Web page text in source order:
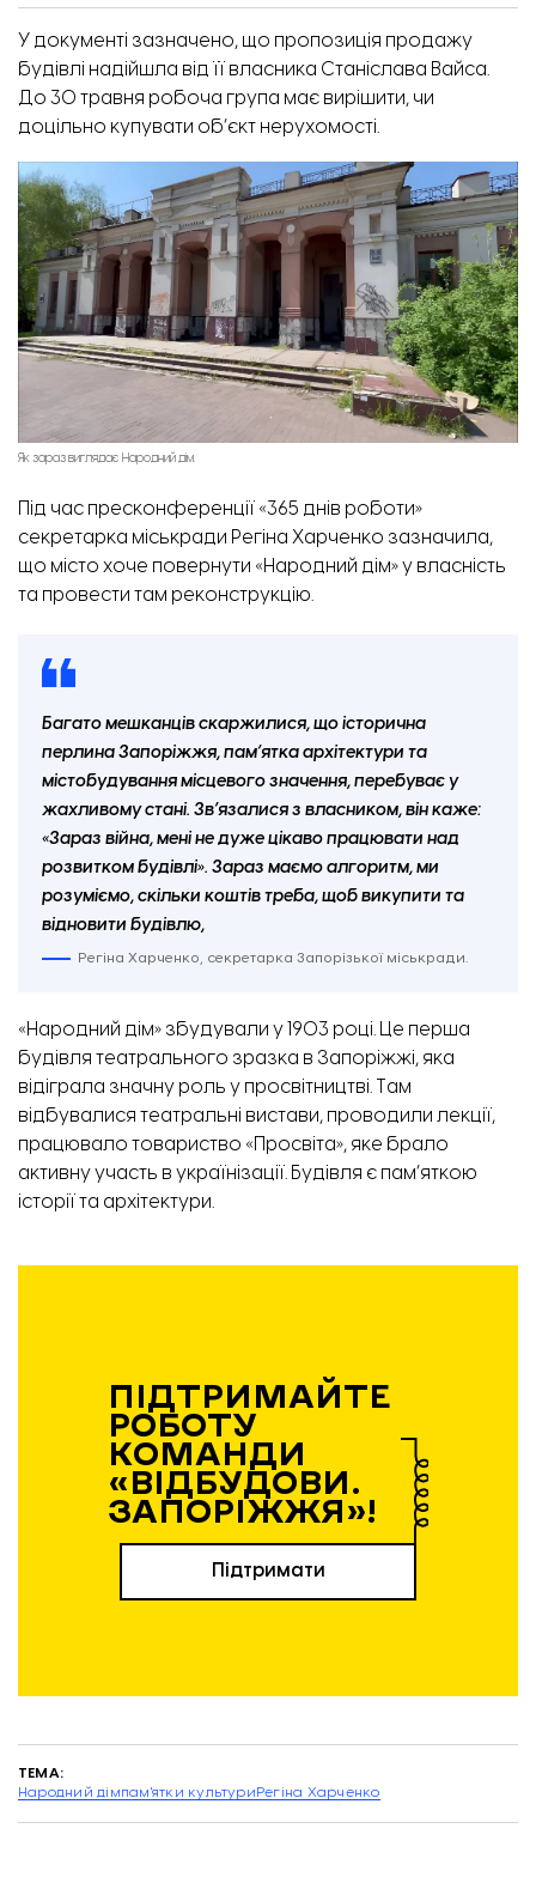
У документі зазначено, що пропозиція продажу
будівлі надійшла від її власника Станіслава Вайса.
До 30 травня робоча група має вирішити, чи
доцільно купувати об’єкт нерухомості.
Як зараз виглядає Народний дім.
Під час пресконференції «365 днів роботи»
секретарка міськради Регіна Харченко зазначила,
що місто хоче повернути «Народний дім» у власність
та провести там реконструкцію.
Багато мешканців скаржилися, що історична
перлина Запоріжжя, пам’ятка архітектури та
містобудування місцевого значення, перебуває у
жахливому стані. Зв’язалися з власником, він каже:
«Зараз війна, мені не дуже цікаво працювати над
розвитком будівлі». Зараз маємо алгоритм, ми
розуміємо, скільки коштів треба, щоб викупити та
відновити будівлю,
Регіна Харченко, секретарка Запорізької міськради.
«Народний дім» збудували у 1903 році. Це перша
будівля театрального зразка в Запоріжжі, яка
відіграла значну роль у просвітництві. Там
відбувалися театральні вистави, проводили лекції,
працювало товариство «Просвіта», яке брало
активну участь в українізації. Будівля є пам’яткою
історії та архітектури.
ПІДТРИМАЙТЕ
РОБОТУ
КОМАНДИ
«ВІДБУДОВИ.
ЗАПОРІЖЖЯ»!
Підтримати
ТЕМА:
Народний дімпам'ятки культуриРегіна Харченко